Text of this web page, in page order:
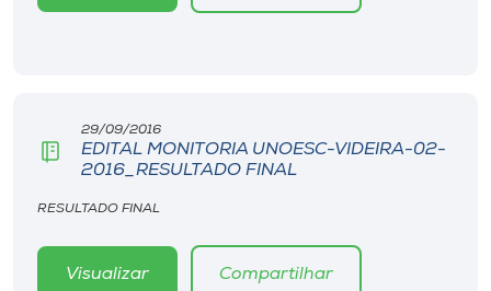
29/09/2016
EDITAL MONITORIA UNOESC-VIDEIRA-02-
2016_RESULTADO FINAL
RESULTADO FINAL
Visualizar Compartilhar